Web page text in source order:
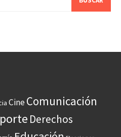
CineComunicación
Derechos